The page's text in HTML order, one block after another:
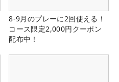
8-9月のプレーに2回使える！
コース限定2,000円クーポン
配布中！